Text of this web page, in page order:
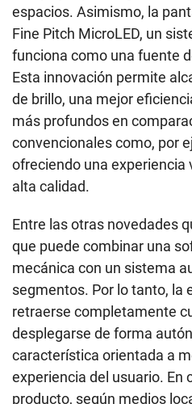
espacios. Asimismo, la
Fine Pitch MicroLED, un
funciona como una fuente
Esta innovación permite
de brillo, una mejor
más profundos en
convencionales como, por
ofreciendo una experiencia
alta calidad.
Entre las otras novedades
que puede combinar una
mecánica con un sistema
segmentos. Por lo tanto, la
retraerse completamente
desplegarse de forma
característica orientada a
experiencia del usuario. En
producto, según medios